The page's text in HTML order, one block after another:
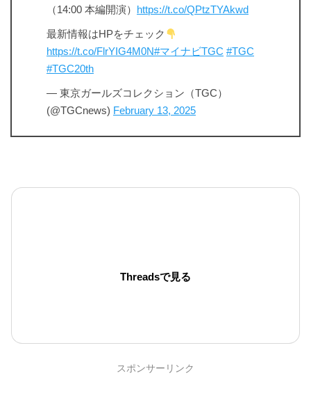
（14:00 本編開演）
https://t.co/QPtzTYAkwd
最新情報はHPをチェック
https://t.co/FlrYIG4M0N#マイナビTGC #TGC
#TGC20th
— 東京ガールズコレクション（TGC）
(@TGCnews) February 13, 2025
Threadsで見る
スポンサーリンク